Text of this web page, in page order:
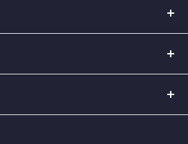
Chiera di Vasco
07052